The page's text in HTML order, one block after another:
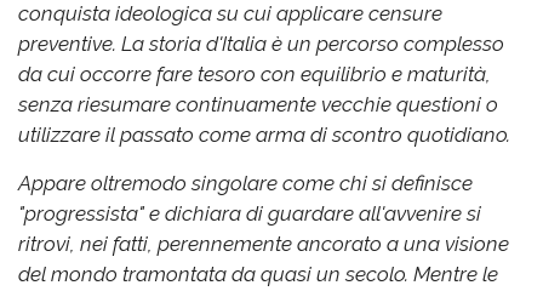
conquista ideologica su cui applicare censure
preventive. La storia d'Italia è un percorso complesso
da cui occorre fare tesoro con equilibrio e maturità,
senza riesumare continuamente vecchie questioni o
utilizzare il passato come arma di scontro quotidiano.
Appare oltremodo singolare come chi si definisce
"progressista" e dichiara di guardare all'avvenire si
ritrovi, nei fatti, perennemente ancorato a una visione
del mondo tramontata da quasi un secolo. Mentre le